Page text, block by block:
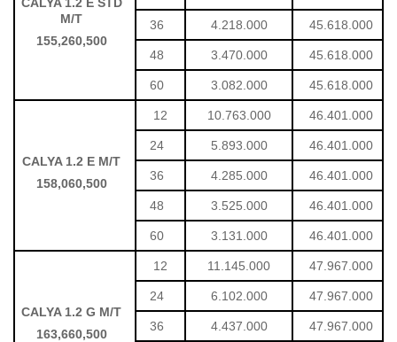
M/T
155,260,500
36 4.218.000 45.618.000
48 3.470.000 45.618.000
60 3.082.000 45.618.000
CALYA 1.2 E M/T
158,060,500
12 10.763.000 46.401.000
24 5.893.000 46.401.000
36 4.285.000 46.401.000
48 3.525.000 46.401.000
60 3.131.000 46.401.000
CALYA 1.2 G M/T
163,660,500
12 11.145.000 47.967.000
24 6.102.000 47.967.000
36 4.437.000 47.967.000